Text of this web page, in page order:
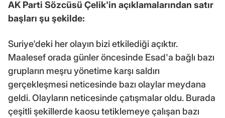
AK Parti Sözcüsü Çelik'in açıklamalarından satır
başları şu şekilde:
Suriye'deki her olayın bizi etkilediği açıktır.
Maalesef orada günler öncesinde Esad'a bağlı bazı
grupların meşru yönetime karşı saldırı
gerçekleşmesi neticesinde bazı olaylar meydana
geldi. Olayların neticesinde çatışmalar oldu. Burada
çeşitli şekillerde kaosu tetiklemeye çalışan bazı